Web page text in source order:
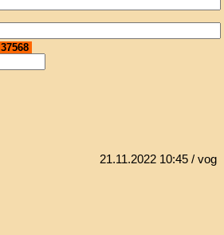
37568
21.11.2022 10:45 / vog